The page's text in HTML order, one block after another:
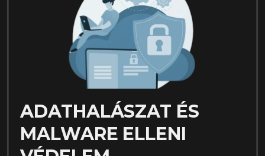
ADATHALÁSZAT ÉS
MALWARE ELLENI